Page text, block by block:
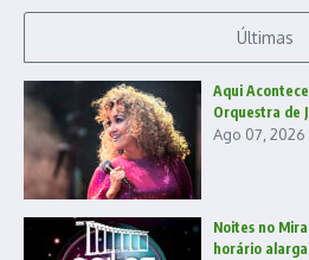
Últimas
Aqui
Orquestra de
Ago 07, 2026
Noites no
horário